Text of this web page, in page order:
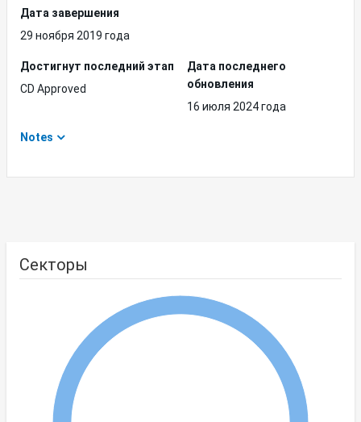
Дата завершения
29 ноября 2019 года
Достигнут последний этап
CD Approved
Дата последнего
обновления
16 июля 2024 года
Notes
Секторы